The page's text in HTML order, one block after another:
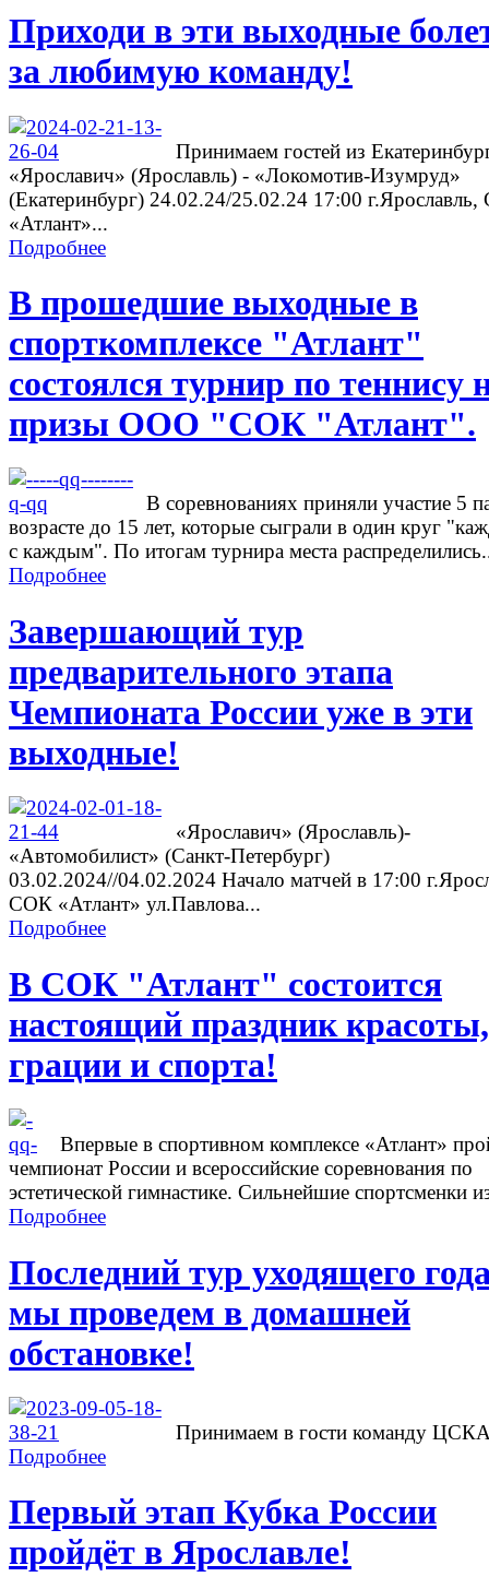
Приходи в эти выходные
за любимую команду!
Принимаем гостей из
«Ярославич» (Ярославль) - «Локомотив-Изумруд»
(Екатеринбург) 24.02.24/25.02.24 17:00
«Атлант»...
Подробнее
В прошедшие выходные в
спорткомплексе "Атлант"
состоялся турнир по теннису
призы ООО "СОК "Атлант".
В соревнованиях приняли участие 5
возрасте до 15 лет, которые сыграли в один круг
с каждым". По итогам турнира места
Подробнее
Завершающий тур
предварительного этапа
Чемпионата России уже в эти
выходные!
«Ярославич» (Ярославль)-
«Автомобилист» (Санкт-Петербург)
03.02.2024//04.02.2024 Начало матчей в 17:00
СОК «Атлант» ул.Павлова...
Подробнее
В СОК "Атлант" состоится
настоящий праздник красоты,
грации и спорта!
Впервые в спортивном комплексе «Атлант»
чемпионат России и всероссийские соревнования по
эстетической гимнастике. Сильнейшие спортсменки
Подробнее
Последний тур уходящего
мы проведем в домашней
обстановке!
Принимаем в гости команду
Подробнее
Первый этап Кубка России
пройдёт в Ярославле!